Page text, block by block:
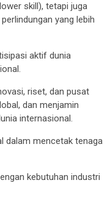
skill), tetapi juga
yang lebih
aktif dunia
riset, dan pusat
dan menjamin
internasional.
dalam mencetak tenaga
kebutuhan industri